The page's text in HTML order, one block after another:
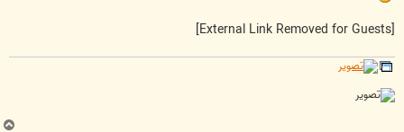
[External Link Removed for Guests]